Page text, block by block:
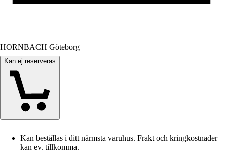
HORNBACH Göteborg
Kan ej reserveras
Kan beställas i ditt närmsta varuhus. Frakt och kringkostnader
kan ev. tillkomma.